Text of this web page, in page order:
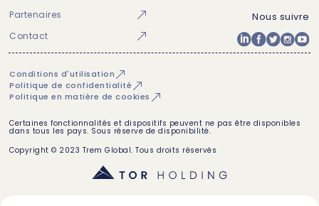
Partenaires
Contact
Nous suivre
Conditions d'utilisation
Politique de confidentialité
Politique en matière de cookies
Certaines fonctionnalités et dispositifs peuvent ne pas être disponibles
dans tous les pays. Sous réserve de disponibilité.
Copyright © 2023 Trem Global. Tous droits réservés